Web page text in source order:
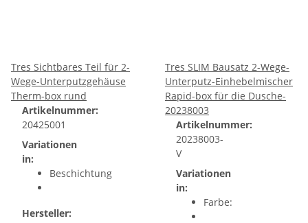
Tres Sichtbares Teil für 2-
Wege-Unterputzgehäuse
Therm-box rund
Artikelnummer:
20425001
Variationen
in:
Beschichtung
Hersteller:
Tres SLIM Bausatz 2-Wege-
Unterputz-Einhebelmischer
Rapid-box für die Dusche-
20238003
Artikelnummer:
20238003-
V
Variationen
in:
Farbe: